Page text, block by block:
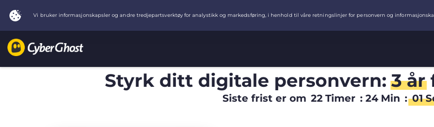
Styrk ditt digitale personvern:3 år
Siste frist er om 22 Timer : 24 Min : 00